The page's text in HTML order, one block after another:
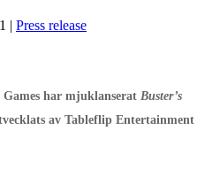
| Press release
har mjuklanserat Buster’s
av Tableflip Entertainment